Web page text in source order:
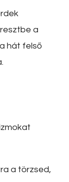
a
hát felső
a törzsed,